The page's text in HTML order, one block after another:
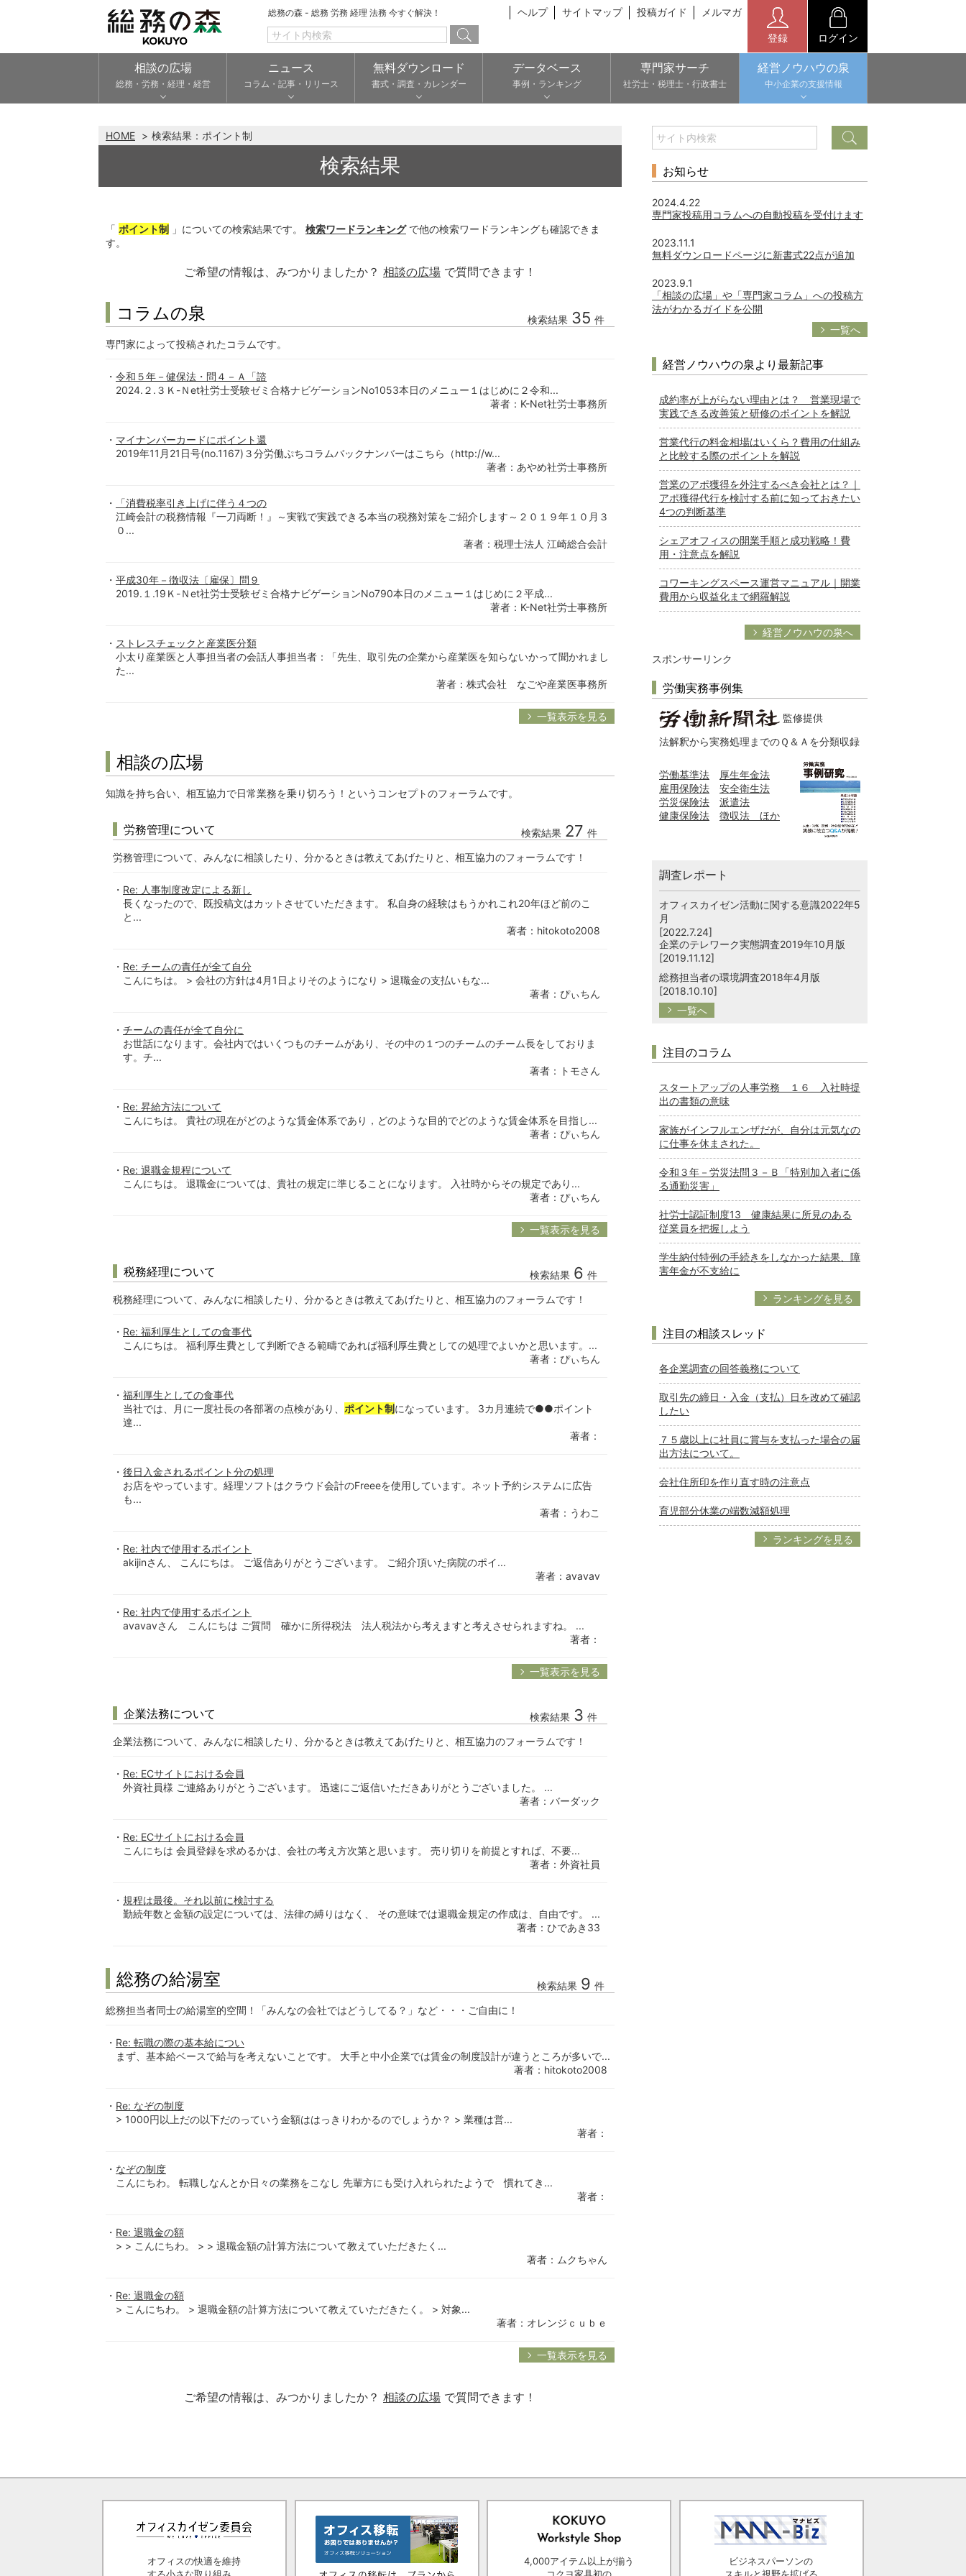
総務の森 - 総務 労務 経理 法務 今すぐ解決！ ヘルプ サイトマップ 投稿ガイド メルマガ
登録 ログイン
相談の広場
総務・労務・経理・経営
ニュース
コラム・記事・リリース
無料ダウンロード
書式・調査・カレンダー
データベース
事例・ランキング
専門家サーチ
社労士・税理士・行政書士
経営ノウハウの泉
中小企業の支援情報
HOME 検索結果： ポイント制
検索結果
「 ポイント制 」についての検索結果です。 検索ワードランキングで他の検索ワードランキングも確認できま
す。
ご希望の情報は、みつかりましたか？ 相談の広場 で質問できます！
コラムの泉 検索結果 35 件
専門家によって投稿されたコラムです。
令和５年－健保法・問４－Ａ「諮
2024.２.３Ｋ-Ｎet社労士受験ゼミ合格ナビゲーションNo1053本日のメニュー１はじめに２令和...
著者：K-Net社労士事務所
マイナンバーカードにポイント還
2019年11月21日号(no.1167)３分労働ぷちコラムバックナンバーはこちら（http://w...
著者：あやめ社労士事務所
「消費税率引き上げに伴う４つの
江崎会計の税務情報『一刀両断！』～実戦で実践できる本当の税務対策をご紹介します～２０１９年１０月３
０...
著者：税理士法人 江崎総合会計
平成30年－徴収法〔雇保〕問９
2019.１.19Ｋ-Ｎet社労士受験ゼミ合格ナビゲーションNo790本日のメニュー１はじめに２平成...
著者：K-Net社労士事務所
ストレスチェックと産業医分類
小太り産業医と人事担当者の会話人事担当者：「先生、取引先の企業から産業医を知らないかって聞かれまし
た...
著者：株式会社 なごや産業医事務所
一覧表示を見る
相談の広場
知識を持ち合い、相互協力で日常業務を乗り切ろう！というコンセプトのフォーラムです。
労務管理について 検索結果 27 件
労務管理について、みんなに相談したり、分かるときは教えてあげたりと、相互協力のフォーラムです！
Re: 人事制度改定による新し
長くなったので、既投稿文はカットさせていただきます。 私自身の経験はもうかれこれ20年ほど前のこ
と...
著者：hitokoto2008
Re: チームの責任が全て自分
こんにちは。 > 会社の方針は4月1日よりそのようになり > 退職金の支払いもな...
著者：ぴぃちん
チームの責任が全て自分に
お世話になります。会社内ではいくつものチームがあり、その中の１つのチームのチーム長をしておりま
す。チ...
著者：トモさん
Re: 昇給方法について
こんにちは。 貴社の現在がどのような賃金体系であり，どのような目的でどのような賃金体系を目指し...
著者：ぴぃちん
Re: 退職金規程について
こんにちは。 退職金については、貴社の規定に準じることになります。 入社時からその規定であり...
著者：ぴぃちん
一覧表示を見る
税務経理について 検索結果 6 件
税務経理について、みんなに相談したり、分かるときは教えてあげたりと、相互協力のフォーラムです！
Re: 福利厚生としての食事代
こんにちは。 福利厚生費として判断できる範疇であれば福利厚生費としての処理でよいかと思います。...
著者：ぴぃちん
福利厚生としての食事代
当社では、月に一度社長の各部署の点検があり、 ポイント制になっています。 3カ月連続で●●ポイント
達...
著者：
後日入金されるポイント分の処理
お店をやっています。経理ソフトはクラウド会計のFreeeを使用しています。ネット予約システムに広告
も...
著者：うわこ
Re: 社内で使用するポイント
akijinさん、 こんにちは。 ご返信ありがとうございます。 ご紹介頂いた病院のポイ...
著者：avavav
Re: 社内で使用するポイント
avavavさん こんにちは ご質問 確かに所得税法 法人税法から考えますと考えさせられますね。 ...
著者：
一覧表示を見る
企業法務について 検索結果 3 件
企業法務について、みんなに相談したり、分かるときは教えてあげたりと、相互協力のフォーラムです！
Re: ECサイトにおける会員
外資社員様 ご連絡ありがとうございます。 迅速にご返信いただきありがとうございました。 ...
著者：バーダック
Re: ECサイトにおける会員
こんにちは 会員登録を求めるかは、会社の考え方次第と思います。 売り切りを前提とすれば、不要...
著者：外資社員
規程は最後。それ以前に検討する
勤続年数と金額の設定については、法律の縛りはなく、 その意味では退職金規定の作成は、自由です。 ...
著者：ひであき33
総務の給湯室 検索結果 9 件
総務担当者同士の給湯室的空間！「みんなの会社ではどうしてる？」など・・・ご自由に！
Re: 転職の際の基本給につい
まず、基本給ベースで給与を考えないことです。 大手と中小企業では賃金の制度設計が違うところが多いで...
著者：hitokoto2008
Re: なぞの制度
> 1000円以上だの以下だのっていう金額ははっきりわかるのでしょうか？ > 業種は営...
著者：
なぞの制度
こんにちわ。 転職しなんとか日々の業務をこなし 先輩方にも受け入れられたようで 慣れてき...
著者：
Re: 退職金の額
> > こんにちわ。 > > 退職金額の計算方法について教えていただきたく...
著者：ムクちゃん
Re: 退職金の額
> こんにちわ。 > 退職金額の計算方法について教えていただきたく。 > 対象...
著者：オレンジｃｕｂｅ
一覧表示を見る
ご希望の情報は、みつかりましたか？ 相談の広場 で質問できます！
お知らせ
2024.4.22
専門家投稿用コラムへの自動投稿を受付けます
2023.11.1
無料ダウンロードページに新書式22点が追加
2023.9.1
「相談の広場」や「専門家コラム」への投稿方
法がわかるガイドを公開
一覧へ
経営ノウハウの泉より最新記事
成約率が上がらない理由とは？ 営業現場で
実践できる改善策と研修のポイントを解説
営業代行の料金相場はいくら？費用の仕組み
と比較する際のポイントを解説
営業のアポ獲得を外注するべき会社とは？｜
アポ獲得代行を検討する前に知っておきたい
4つの判断基準
シェアオフィスの開業手順と成功戦略！費
用・注意点を解説
コワーキングスペース運営マニュアル｜開業
費用から収益化まで網羅解説
経営ノウハウの泉へ
スポンサーリンク
労働実務事例集
監修提供
法解釈から実務処理までのＱ＆Ａを分類収録
労働基準法
厚生年金法
雇用保険法
安全衛生法
労災保険法
派遣法
健康保険法
徴収法 ほか
調査レポート
オフィスカイゼン活動に関する意識2022年5
月
[2022.7.24]
企業のテレワーク実態調査2019年10月版
[2019.11.12]
総務担当者の環境調査2018年4月版
[2018.10.10]
一覧へ
注目のコラム
スタートアップの人事労務 １６ 入社時提
出の書類の意味
家族がインフルエンザだが、自分は元気なの
に仕事を休まされた。
令和３年－労災法問３－Ｂ「特別加入者に係
る通勤災害」
社労士認証制度13 健康結果に所見のある
従業員を把握しよう
学生納付特例の手続きをしなかった結果、障
害年金が不支給に
ランキングを見る
注目の相談スレッド
各企業調査の回答義務について
取引先の締日・入金（支払）日を改めて確認
したい
７５歳以上に社員に賞与を支払った場合の届
出方法について。
会社住所印を作り直す時の注意点
育児部分休業の端数減額処理
ランキングを見る
オフィスの快適を維持
4,000アイテム以上が揃う
ビジネスパーソンの